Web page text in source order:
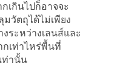
เกินไปก็อาจจะ
วัตถุได้ไม่เพียง
ระหว่างเลนส์และ
กเท่าไหร่พื้นที่
ท่านั้น